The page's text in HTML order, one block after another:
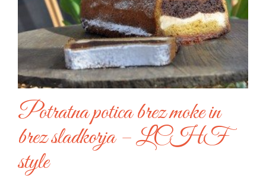
Potratna potica brez moke in
brez sladkorja – LCHF
style